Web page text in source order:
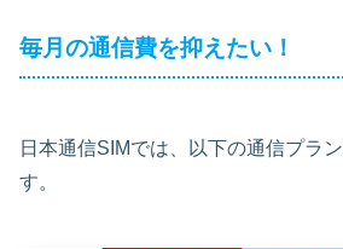
毎月の通信費を抑えたい！
日本通信SIMでは、以下の通信プラ
す。